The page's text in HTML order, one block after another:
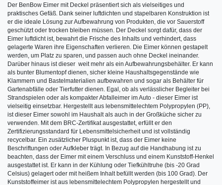
Der BenBow Eimer mit Deckel präsentiert sich als vielseitiges und
praktisches Gefäß. Dank seiner luftdichten und stapelbaren Konstruktion ist
er die ideale Lösung zur Aufbewahrung von Produkten, die vor Sauerstoff
geschützt oder trocken bleiben müssen. Der Deckel sorgt dafür, dass der
Eimer luftdicht ist, bewahrt die Frische des Inhalts und verhindert, dass
gelagerte Waren ihre Eigenschaften verlieren. Die Eimer können gestapelt
werden, um Platz zu sparen, und passen auch ohne Deckel ineinander.
Darüber hinaus ist dieser weit mehr als ein Aufbewahrungsbehälter. Er kann
als bunter Blumentopf dienen, sicher kleine Haushaltsgegenstände wie
Klammern und Bastelmaterialien aufbewahren und sogar als Behälter für
Gartenabfälle oder Tierfutter dienen. Egal, ob als verlässlicher Begleiter bei
Strandspielen oder als kompakter Abfalleimer im Auto - dieser Eimer ist
vielseitig einsetzbar. Hergestellt aus lebensmittelechtem Polypropylen (PP),
ist dieser Eimer sowohl im Haushalt als auch in der Großküche sicher zu
verwenden. Mit dem BRC-Zertifikat ausgestattet, erfüllt er den
Zertifizierungsstandard für Lebensmittelsicherheit und ist vollständig
recycelbar. Ein zusätzlicher Pluspunkt ist, dass der Eimer keine
Beschriftungen oder Aufkleber trägt. In Bezug auf die Handhabung ist zu
beachten, dass der Eimer mit einem Verschluss und einem Kunststoff-Henkel
ausgestattet ist. Er kann in der Kühlung oder Tiefkühltruhe (bis -20 Grad
Celsius) gelagert oder mit heißem Inhalt befüllt werden (bis 100 Grad). Der
Kunststoffeimer ist aus lebensmittelechtem Polypropylen hergestellt und